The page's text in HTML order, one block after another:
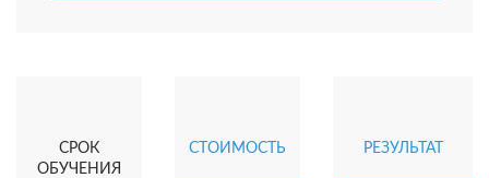
СРОК
ОБУЧЕНИЯ
СТОИМОСТЬ РЕЗУЛЬТАТ